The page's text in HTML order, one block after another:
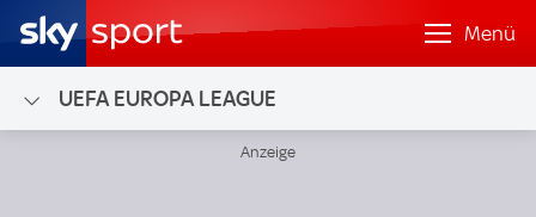
Menü
UEFA EUROPA LEAGUE